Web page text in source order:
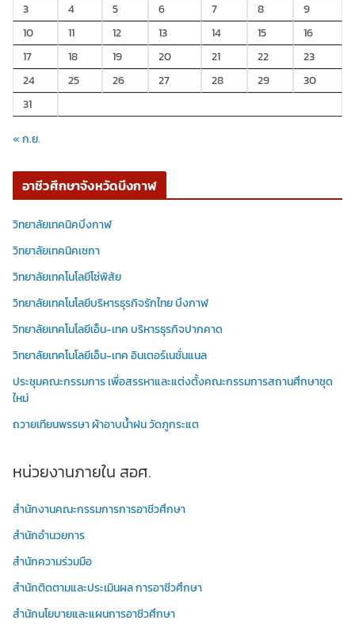
3
4 5 6 7 8
9
10
11 12 13 14 15
16
17
18 19 20 21 22
23
24
25 26 27 28 29
30
31
« ก.ย.
อาชีวศึกษาจังหวัดบึงกาฬ
วิทยาลัยเทคนิคบึงกาฬ
วิทยาลัยเทคนิคเซกา
วิทยาลัยเทคโนโลยีโซ่พิสัย
วิทยาลัยเทคโนโลยีบริหารธุรกิจรักไทย บึงกาฬ
วิทยาลัยเทคโนโลยีเอ็น-เทค บริหารธุรกิจปากคาด
วิทยาลัยเทคโนโลยีเอ็น-เทค อินเตอร์เนชั่นแนล
ประชุมคณะกรรมการ เพื่อสรรหาและแต่งตั้งคณะกรรมการสถานศึกษาชุด
ใหม่
ถวายเทียนพรรษา ผ้าอาบน้ำฝน วัดภูกระแต
หน่วยงานภายใน สอศ.
สำนักงานคณะกรรมการการอาชีวศึกษา
สำนักอำนวยการ
สำนักความร่วมมือ
สำนักติดตามและประเมินผล การอาชีวศึกษา
สำนักนโยบายและแผนการอาชีวศึกษา